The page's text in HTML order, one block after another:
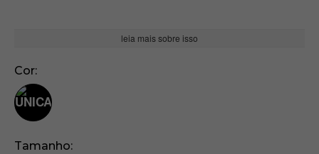
leia mais sobre isso
Cor
Tamanho